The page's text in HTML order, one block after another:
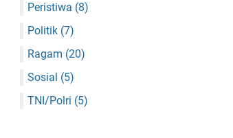
Peristiwa (8)
Politik (7)
Ragam (20)
Sosial (5)
TNI/Polri (5)